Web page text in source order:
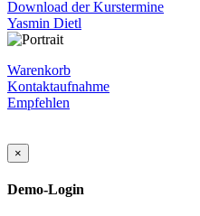
Download der Kurstermine
Yasmin Dietl
Warenkorb
Kontaktaufnahme
Empfehlen
×
Demo-Login